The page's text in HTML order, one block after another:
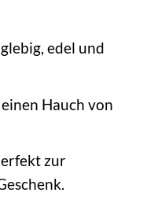
edel und
Hauch von
zur